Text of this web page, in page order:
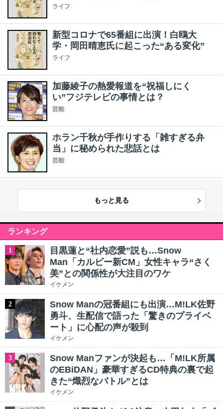
ライフ
新型コロナで65番組に出演！白鴎大
学・岡田晴恵氏に起こった“ある変化”
ライフ
加藤綾子の熱愛報道を“祝福しにく
い”フジテレビの事情とは？
芸能
ホラン千秋が手作りする「雑すぎる弁
当」に秘められた悲話とは
芸能
もっと見る
ランキング
1
目黒蓮と“社内恋愛”説も…Snow
Man「カルビー新CM」女性キャラ“さく
美”との関係性が大注目のワケ
イケメン
2
Snow Manの冠番組にも出演…M!LK佐野
勇斗、生配信で語った「驚きのプライベ
ート」に心配の声が殺到
イケメン
3
Snow Manファンが決起も…「M!LK所属
のEBiDAN」豪華すぎるCD特典の裏で起
きた“熾烈なバトル”とは
イケメン